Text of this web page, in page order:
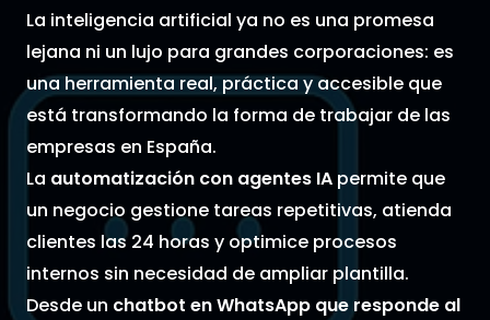
La inteligencia artificial ya no es una promesa
lejana ni un lujo para grandes corporaciones: es
una herramienta real, práctica y accesible que
está transformando la forma de trabajar de las
empresas en España.
La automatización con agentes IA permite que
un negocio gestione tareas repetitivas, atienda
clientes las 24 horas y optimice procesos
internos sin necesidad de ampliar plantilla.
Desde un chatbot en WhatsApp que responde al